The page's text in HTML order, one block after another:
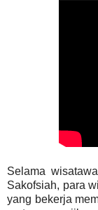
Selama
Sakofsiah, para
yang bekerja